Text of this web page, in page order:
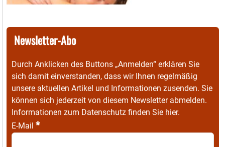
Newsletter-Abo
Durch Anklicken des Buttons „Anmelden“ erklären Sie
sich damit einverstanden, dass wir Ihnen regelmäßig
unsere aktuellen Artikel und Informationen zusenden. Sie
können sich jederzeit von diesem Newsletter abmelden.
Informationen zum Datenschutz finden Sie hier.
E-Mail *